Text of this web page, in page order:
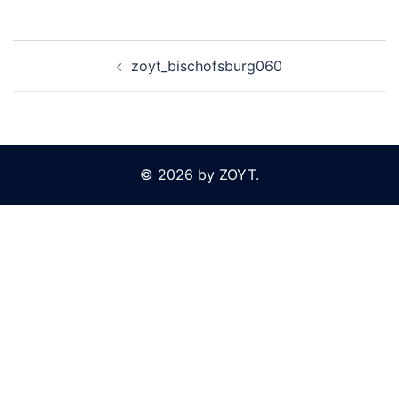
zoyt_bischofsburg060
© 2026 by ZOYT.